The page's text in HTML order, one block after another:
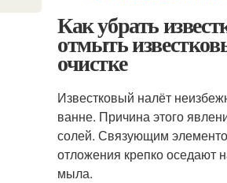
Как убрать
отмыть
очистке
Известковый налёт
ванне. Причина этого
солей. Связующим
отложения крепко оседают
мыла.